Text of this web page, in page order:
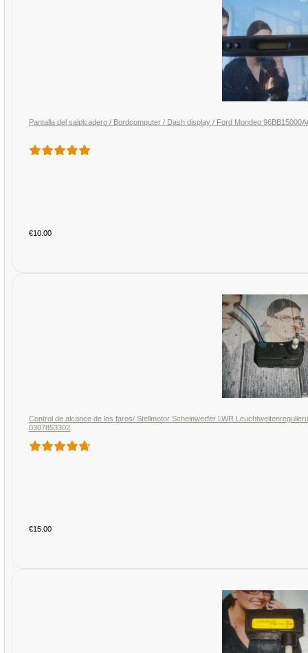
Pantalla del salpicadero / Bordcomputer / Dash display / Ford Mondeo
€10.00
Control de alcance de los faros/ Stellmotor Scheinwerfer LWR
0307853302
€15.00